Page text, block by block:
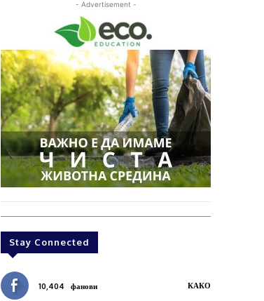
- Advertisement -
Stay Connected
10,404 фанови КАКО